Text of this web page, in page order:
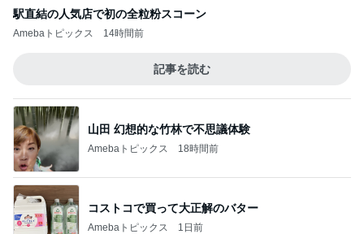
駅直結の人気店で初の全粒粉スコーン
Amebaトピックス 14時間前
記事を読む
山田 幻想的な竹林で不思議体験
Amebaトピックス 18時間前
コストコで買って大正解のバター
Amebaトピックス 1日前